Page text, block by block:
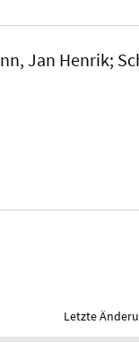
Jan Henrik;
Letzte